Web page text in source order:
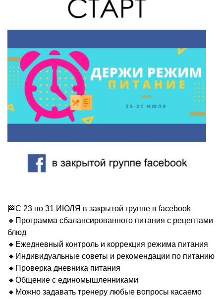
🏁С 23 по 31 ИЮЛЯ в закрытой группе в facebook
🔸 Программа сбалансированного питания с рецептами
блюд
🔸 Ежедневный контроль и коррекция режима питания
🔸 Индивидуальные советы и рекомендации по питанию
🔸 Проверка дневника питания
🔸 Общение с единомышленниками
🔸 Можно задавать тренеру любые вопросы касаемо